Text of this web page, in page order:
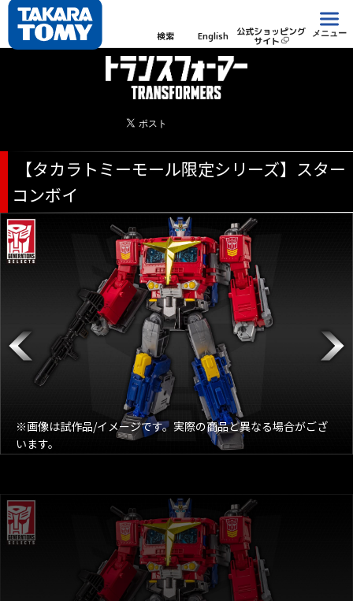
検索 English 公式ショッピング
サイト
メニュー
【タカラトミーモール限定シリーズ】スター
コンボイ
※画像は試作品/イメージです。実際の商品と異なる場合がござ
います。